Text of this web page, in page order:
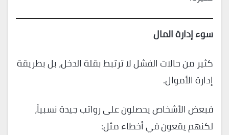
سوء إدارة المال
كثير من حالات الفشل لا ترتبط بقلة الدخل، بل بطريقة
إدارة الأموال.
فبعض الأشخاص يحصلون على رواتب جيدة نسبياً،
لكنهم يقعون في أخطاء مثل: